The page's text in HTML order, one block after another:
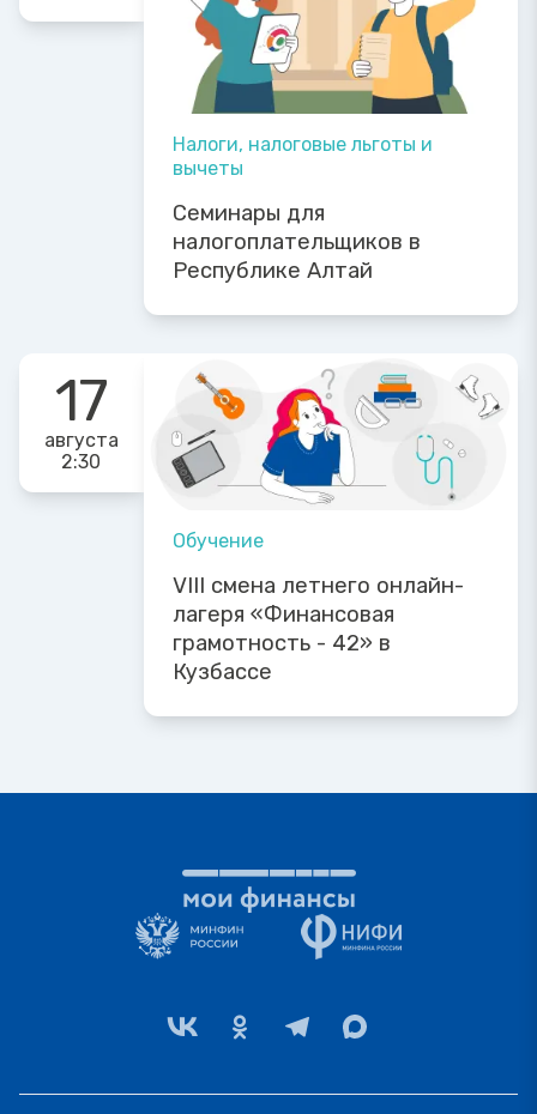
Налоги, налоговые льготы и
вычеты
Семинары для
налогоплательщиков в
Республике Алтай
17
августа
2:30
Обучение
VIII смена летнего онлайн-
лагеря «Финансовая
грамотность - 42» в
Кузбассе